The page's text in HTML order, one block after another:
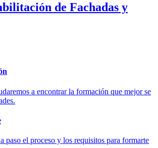
de Fachadas y
a encontrar la formación que mejor se
paso el proceso y los requisitos para formarte